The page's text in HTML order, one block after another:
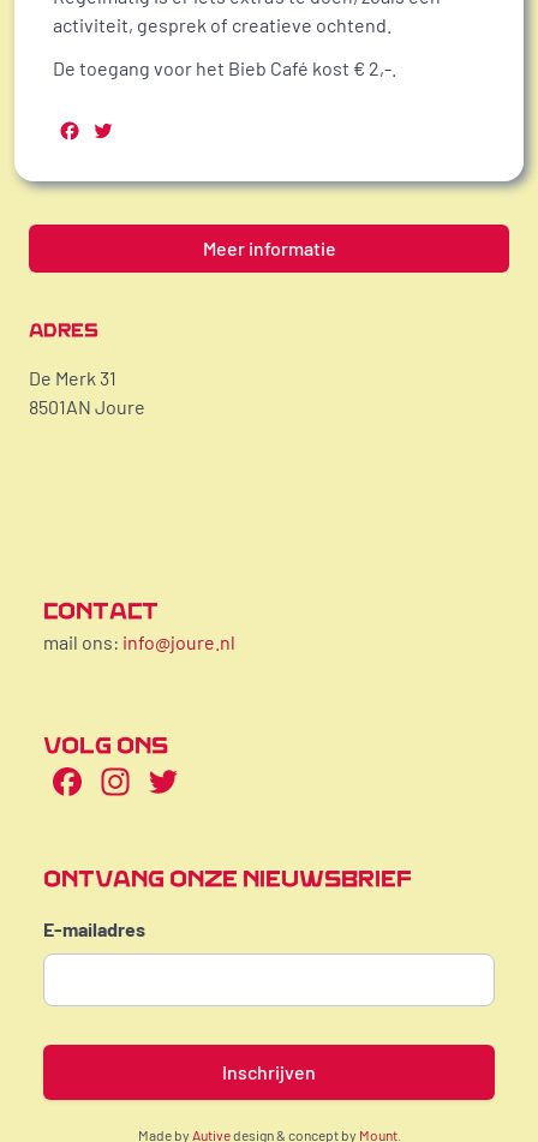
activiteit, gesprek of creatieve ochtend.
De toegang voor het Bieb Café kost € 2,-.
Facebook
Meer informatie
ADRES
De Merk 31
8501AN Joure
CONTACT
mail ons: info@joure.nl
VOLG ONS
Facebook
Instagram
ONTVANG ONZE NIEUWSBRIEF
E-mailadres
Made by Autivedesign & concept by Mount.